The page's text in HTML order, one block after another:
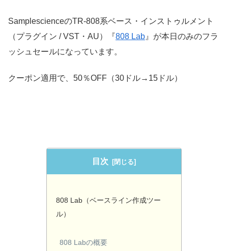
SamplescienceのTR-808系ベース・インストゥルメント
（プラグイン / VST・AU）『808 Lab 』が本日のみのフラ
ッシュセールになっています。
クーポン適用で、50％OFF（30ドル→15ドル）
目次
808 Lab（ベースライン作成ツー
ル）
808 Labの概要